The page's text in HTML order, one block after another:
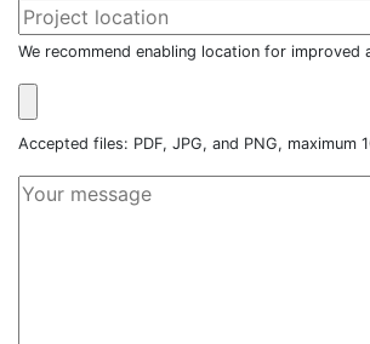
We recommend enabling location for improved
Accepted files: PDF, JPG, and PNG, maximum